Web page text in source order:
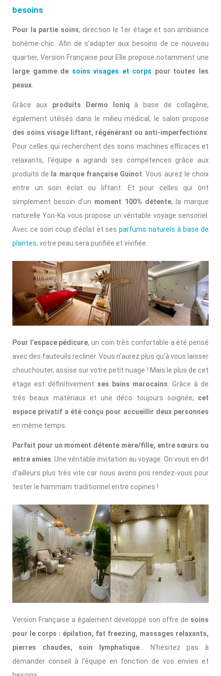
besoins
Pour la partie soins, direction le 1er étage et son ambiance
bohème-chic. Afin de s’adapter aux besoins de ce nouveau
quartier, Version Française pour Elle propose notamment une
large gamme de soins visages et corps pour toutes les
peaux
Grâce aux produits Dermo Ioniq à base de collagène,
également utilisés dans le milieu médical, le salon propose
des soins visage liftant, régénérant ou anti-imperfections
Pour celles qui recherchent des soins machines efficaces et
relaxants, l’équipe a agrandi ses compétences grâce aux
produits de
la marque française Guinot . Vous aurez le choix
entre un soin éclat ou liftant. Et pour celles qui ont
simplement besoin d’un moment 100% détente, la marque
naturelle Yon-Ka vous propose un véritable voyage sensoriel.
Avec ce soin coup d’éclat et sesparfums naturels à base de
plantes, votre peau sera purifiée et vivifiée.
Pour l’espace pédicure, un coin très confortable a été pensé
avec des fauteuils recliner. Vous n’aurez plus qu’à vous laisser
chouchouter, assise sur votre petit nuage ! Mais le plus de cet
étage est définitivement ses bains marocains . Grâce à de
très beaux matériaux et une déco toujours soignée, cet
espace privatif a été conçu pour accueillir deux personnes
en même temps.
Parfait pour un moment détente mère/fille, entre sœurs ou
entre amies . Une véritable invitation au voyage. On vous en dit
d’ailleurs plus très vite car nous avons pris rendez-vous pour
tester le hammam traditionnel entre copines !
Version Française a également développé son offre de soins
pour le corps : épilation, fat freezing, massages relaxants,
pierres chaudes, soin lymphatique … N’hésitez pas à
demander conseil à l’équipe en fonction de vos envies et